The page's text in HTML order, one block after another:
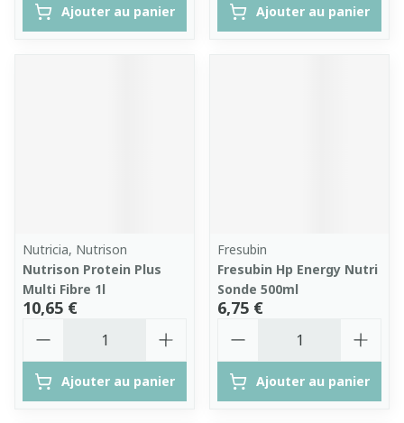
Ajouter au panier Ajouter au panier
Nutricia, Nutrison
Nutrison Protein Plus
Multi Fibre 1l
10,65 €
Ajouter au panier
Fresubin
Fresubin Hp Energy Nutri
Sonde 500ml
6,75 €
Ajouter au panier